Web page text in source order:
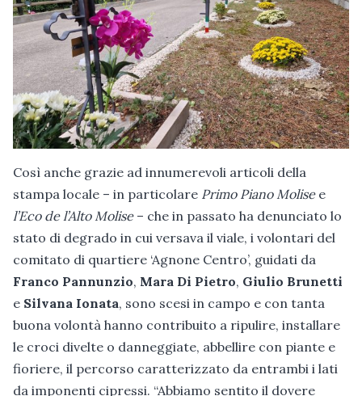
Così anche grazie ad innumerevoli articoli della
stampa locale – in particolare Primo Piano Molisee
l’Eco de l’Alto Molise– che in passato ha denunciato lo
stato di degrado in cui versava il viale, i volontari del
comitato di quartiere ‘Agnone Centro’, guidati da
Franco Pannunzio, Mara Di Pietro, Giulio Brunetti
e Silvana Ionata, sono scesi in campo e con tanta
buona volontà hanno contribuito a ripulire, installare
le croci divelte o danneggiate, abbellire con piante e
fioriere, il percorso caratterizzato da entrambi i lati
da imponenti cipressi. “Abbiamo sentito il dovere